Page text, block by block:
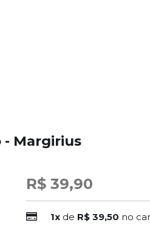
- Margirius
R$ 39,90
1x de R$ 39,50 no